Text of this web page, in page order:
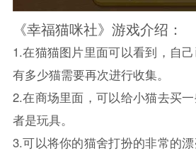
《幸福猫咪社》游戏介绍：
1.在猫猫图片里面可以看到，自
有多少猫需要再次进行收集。
2.在商场里面，可以给小猫去买
者是玩具。
3.可以将你的猫舍打扮的非常的